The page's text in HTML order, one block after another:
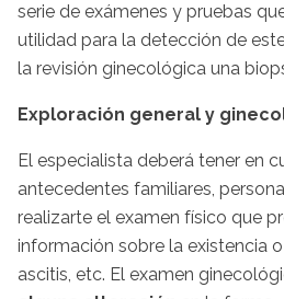
serie de exámenes y pruebas
utilidad para la detección de
la revisión ginecológica una
Exploración general y
El especialista deberá tener en
antecedentes familiares,
realizarte el examen físico que
información sobre la existencia
ascitis, etc. El examen